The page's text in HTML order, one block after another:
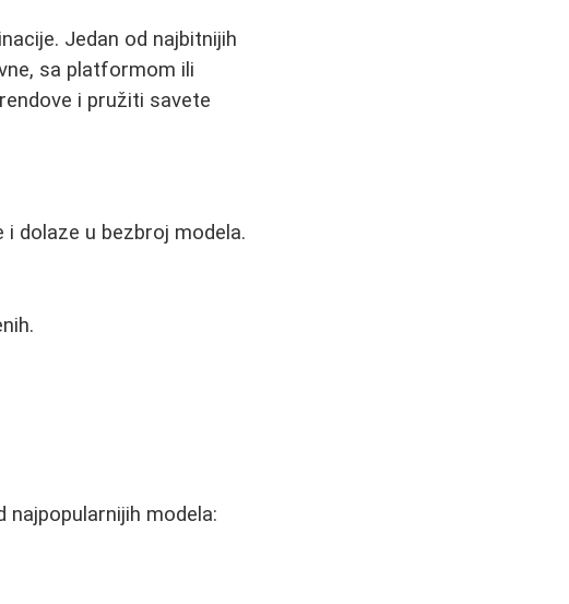
Jedan od najbitnijih
sa platformom ili
i pružiti savete
i dolaze u bezbroj modela.
najpopularnijih modela: